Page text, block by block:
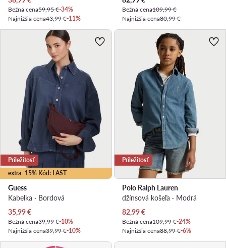
Bežná cena59,95 €-34%
Najnižšia cena43,99 €-11%
Bežná cena109,99 €
Najnižšia cena80,99 €
extra -15% Kód: LAST
Príležitosť
Guess
Kabelka · Bordová
Aktuálna cena
35,99€
Bežná cena39,99 €-10%
Najnižšia cena39,99 €-10%
Príležitosť
Polo Ralph Lauren
džínsová košeľa · Modrá
Aktuálna cena
82,99€
Bežná cena109,99 €-24%
Najnižšia cena88,99 €-6%